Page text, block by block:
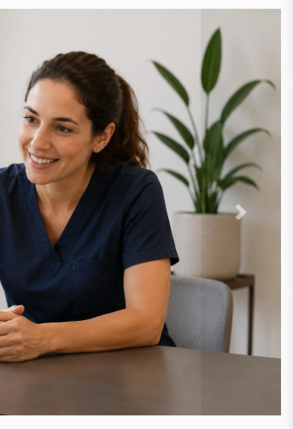
Next